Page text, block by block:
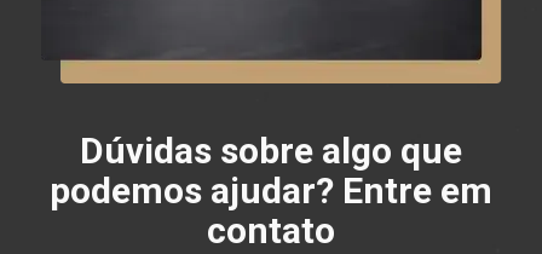
Dúvidas sobre algo que
podemos ajudar? Entre em
contato